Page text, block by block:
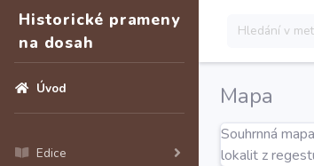
Historické prameny
na dosah
Úvod
Edice
Mapa
Souhrnná
lokalit z